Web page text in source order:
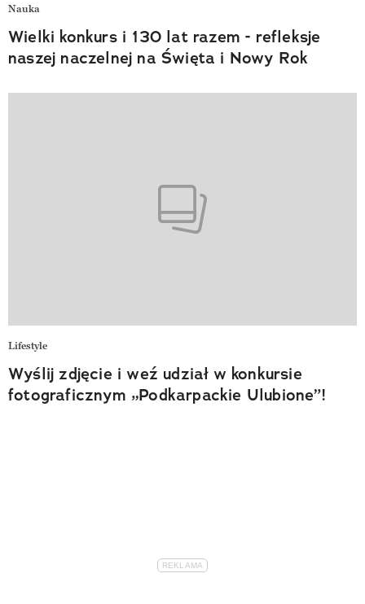
Nauka
Wielki konkurs i 130 lat razem - refleksje
naszej naczelnej na Święta i Nowy Rok
Lifestyle
Wyślij zdjęcie i weź udział w konkursie
fotograficznym „Podkarpackie Ulubione”!